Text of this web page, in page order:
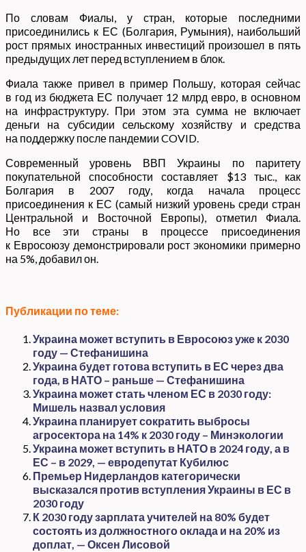
По словам Фиалы, у стран, которые последними
присоединились к ЕС (Болгария, Румыния), наибольший
рост прямых иностранных инвестиций произошел в пять
предыдущих лет перед вступлением в блок.
Фиала также привел в пример Польшу, которая сейчас
в год из бюджета ЕС получает 12 млрд евро, в основном
на инфраструктуру. При этом эта сумма не включает
деньги на субсидии сельскому хозяйству и средства
на поддержку после пандемии COVID.
Современный уровень ВВП Украины по паритету
покупательной способности составляет $13 тыс., как
Болгария в 2007 году, когда начала процесс
присоединения к ЕС (самый низкий уровень среди стран
Центральной и Восточной Европы), отметил Фиала.
Но все эти страны в процессе присоединения
к Евросоюзу демонстрировали рост экономики примерно
на 5%, добавил он.
Публикации по теме:
Украина может вступить в Евросоюз уже к 2030
году — Стефанишина
Украина будет готова вступить в ЕС через два
года, в НАТО – раньше — Стефанишина
Украина может стать членом ЕС в 2030 году:
Мишель назвал условия
Украина планирует сократить выбросы
агросектора на 14% к 2030 году – Минэкологии
Украина может вступить в НАТО в 2024 году, а в
ЕС – в 2029, — евродепутат Кубилюс
Премьер Нидерландов категорически
высказался против вступления Украины в ЕС в
2030 году
К 2030 году зарплата учителей на 80% будет
состоять из должностного оклада и на 20% из
доплат, — Оксен Лисовой